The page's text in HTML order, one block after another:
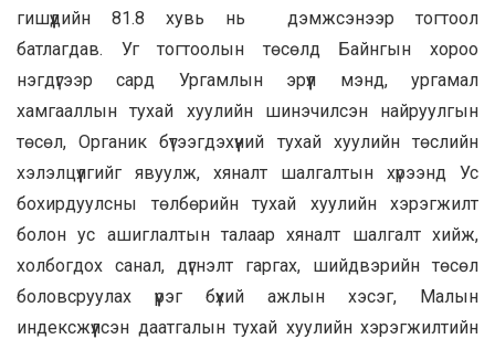
гишүүдийн 81.8 хувь нь дэмжсэнээр тогтоол
батлагдав. Уг тогтоолын төсөлд Байнгын хороо
нэгдүгээр сард Ургамлын эрүүл мэнд, ургамал
хамгааллын тухай хуулийн шинэчилсэн найруулгын
төсөл, Органик бүтээгдэхүүний тухай хуулийн төслийн
хэлэлцүүлгийг явуулж, хяналт шалгалтын хүрээнд Ус
бохирдуулсны төлбөрийн тухай хуулийн хэрэгжилт
болон ус ашиглалтын талаар хяналт шалгалт хийж,
холбогдох санал, дүгнэлт гаргах, шийдвэрийн төсөл
боловсруулах үүрэг бүхий ажлын хэсэг, Малын
индексжүүлсэн даатгалын тухай хуулийн хэрэгжилтийн